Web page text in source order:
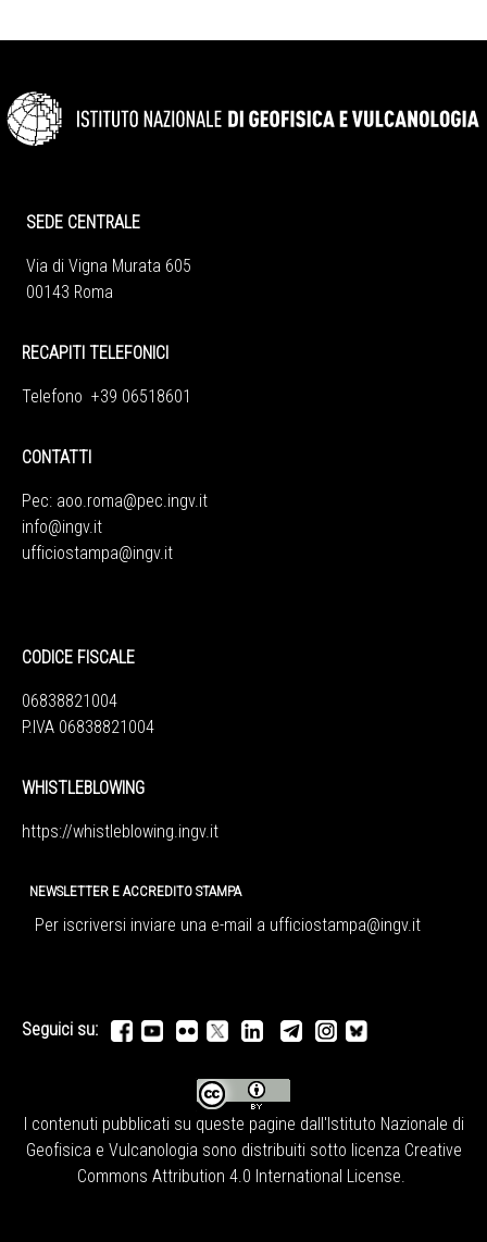
SEDE CENTRALE
Via di Vigna Murata 605
00143 Roma
RECAPITI TELEFONICI
Telefono +39 06518601
CONTATTI
Pec: aoo.roma@pec.ingv.it
info@ingv.it
ufficiostampa@ingv.it
CODICE FISCALE
06838821004
P.IVA 06838821004
WHISTLEBLOWING
https://whistleblowing.ingv.it
NEWSLETTER E ACCREDITO STAMPA
Per iscriversi inviare una e-mail a ufficiostampa@ingv.it
Seguici su:
I contenuti pubblicati su queste pagine dall' Istituto Nazionale di
Geofisica e Vulcanologia sono distribuiti sotto licenza Creative
Commons Attribution 4.0 International License.